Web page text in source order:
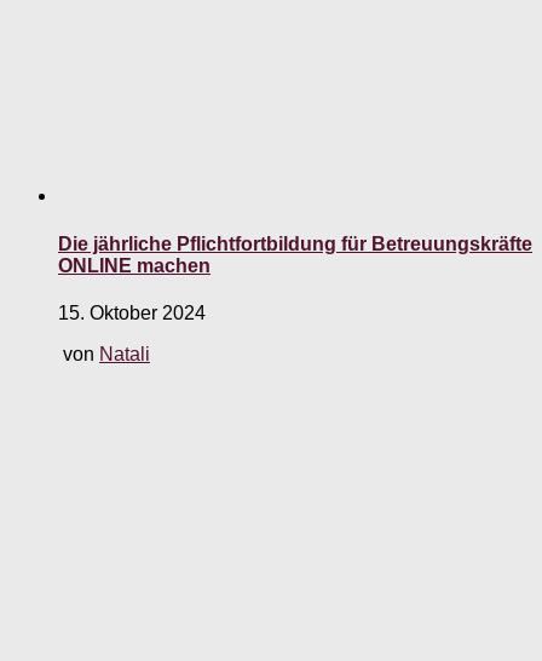
Die jährliche Pflichtfortbildung für Betreuungskräfte
ONLINE machen
15. Oktober 2024
von Natali